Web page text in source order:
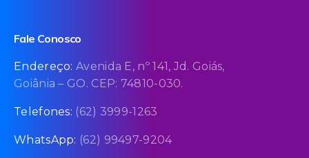
Fale Conosco
Endereço:Avenida E, nº 141, Jd. Goiás,
Goiânia – GO. CEP: 74810-030.
Telefones: (62) 3999-1263
WhatsApp: (62) 99497-9204